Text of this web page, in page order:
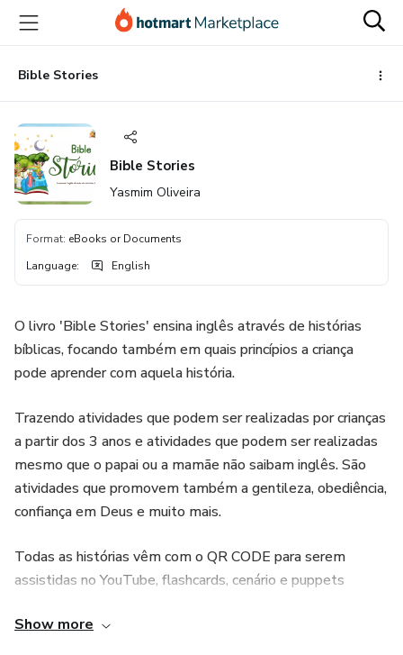
main
content
Bible Stories
Bible Stories
Yasmim Oliveira
Format: eBooks or Documents
Language: English
O livro 'Bible Stories' ensina inglês através de histórias
bíblicas, focando também em quais princípios a criança
pode aprender com aquela história.
Trazendo atividades que podem ser realizadas por crianças
a partir dos 3 anos e atividades que podem ser realizadas
mesmo que o papai ou a mamãe não saibam inglês. São
atividades que promovem também a gentileza, obediência,
confiança em Deus e muito mais.
Todas as histórias vêm com o QR CODE para serem
assistidas no YouTube, flashcards, cenário e puppets
palavras e a história que aprendeu. São um total de 4
Show more